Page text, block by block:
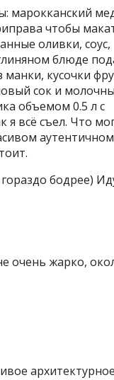
марокканский
чтобы
оливки, соус,
блюде
кусочки
сок и
объемом 0.5 л с
я всё съел. Что
аутентичном
бодрее)
очень жарко,
архитектурное